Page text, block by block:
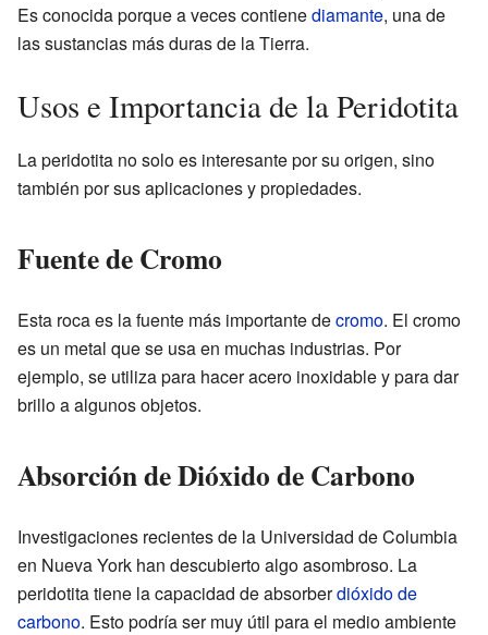
Es conocida porque a veces contienediamante, una de
las sustancias más duras de la Tierra.
Usos e Importancia de la Peridotita
La peridotita no solo es interesante por su origen, sino
también por sus aplicaciones y propiedades.
Fuente de Cromo
Esta roca es la fuente más importante decromo. El cromo
es un metal que se usa en muchas industrias. Por
ejemplo, se utiliza para hacer acero inoxidable y para dar
brillo a algunos objetos.
Absorción de Dióxido de Carbono
Investigaciones recientes de la Universidad de Columbia
en Nueva York han descubierto algo asombroso. La
peridotita tiene la capacidad de absorberdióxido de
carbono. Esto podría ser muy útil para el medio ambiente